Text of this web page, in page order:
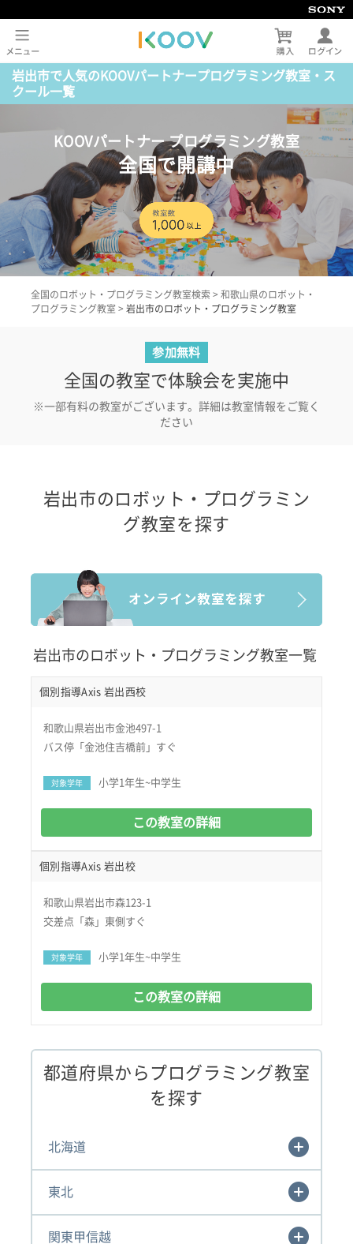
岩出市で人気のKOOVパートナープログラミング教室・ス
クール一覧
KOOVパートナー プログラミング教室
全国で開講中
全国のロボット・プログラミング教室検索 > 和歌山県のロボット・
プログラミング教室 > 岩出市のロボット・プログラミング教室
参加無料
全国の教室で体験会を実施中
※一部有料の教室がございます。詳細は教室情報をご覧く
ださい
岩出市のロボット・プログラミン
グ教室を探す
岩出市のロボット・プログラミング教室一覧
個別指導Axis 岩出西校
和歌山県岩出市金池497-1
バス停「金池住吉橋前」すぐ
対象学年 小学1年生~中学生
この教室の詳細
個別指導Axis 岩出校
和歌山県岩出市森123-1
交差点「森」東側すぐ
対象学年 小学1年生~中学生
この教室の詳細
都道府県からプログラミング教室
を探す
北海道
東北
関東甲信越